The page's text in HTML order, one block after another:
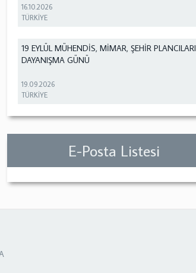
16.10.2026
TÜRKİYE
19 EYLÜL MÜHENDİS, MİMAR, ŞEHİR PLANCILARI
DAYANIŞMA GÜNÜ
19.09.2026
TÜRKİYE
E-Posta Listesi